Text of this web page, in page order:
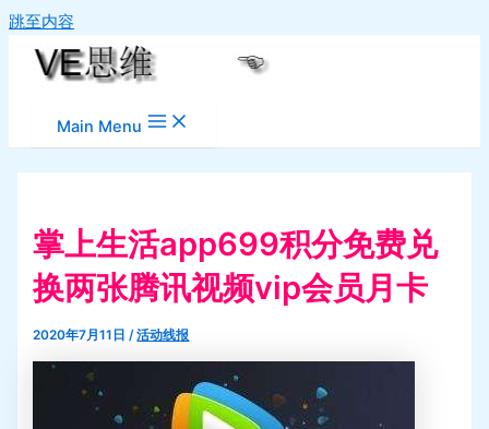
跳至内容
Main Menu
掌上生活app699积分免费兑
换两张腾讯视频vip会员月卡
2020年7月11日/活动线报